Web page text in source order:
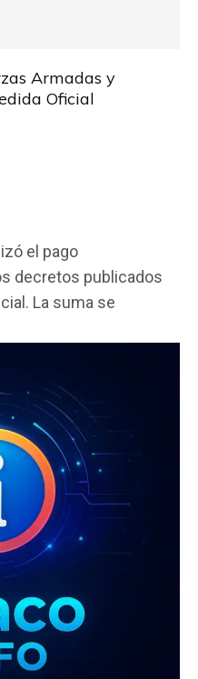
Armadas y
Oficial
el pago
decretos publicados
La suma se